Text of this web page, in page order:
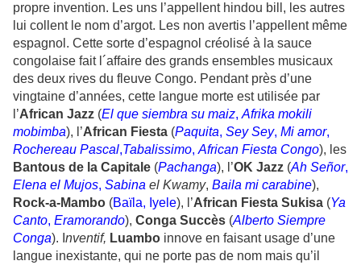
propre invention. Les uns l’appellent hindou bill, les autres
lui collent le nom d’argot. Les non avertis l’appellent même
espagnol. Cette sorte d’espagnol créolisé à la sauce
congolaise fait l´affaire des grands ensembles musicaux
des deux rives du fleuve Congo. Pendant près d’une
vingtaine d’années, cette langue morte est utilisée par
l’African Jazz (El que siembra su maiz, Afrika mokili
mobimba), l’African Fiesta (Paquita, Sey Sey, Mi amor,
Rochereau Pascal,Tabalissimo, African Fiesta Congo), les
Bantous de la Capitale (Pachanga), l’OK Jazz (Ah Señor,
Elena el Mujos, Sabina el Kwamy, Baila mi carabine),
Rock-a-Mambo (Baïla, Iyele), l’African Fiesta Sukisa (Ya
Canto, Eramorando), Conga Succès (Alberto Siempre
Conga). I nventif, Luambo innove en faisant usage d’une
langue inexistante, qui ne porte pas de nom mais qu’il